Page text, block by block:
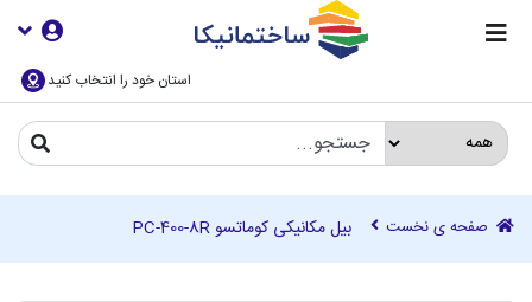
استان خود را انتخاب کنید
صفحه ی نخست بیل مکانیکی کوماتسو PC-400-8R